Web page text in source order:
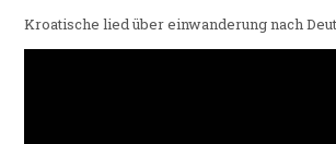
Kroatische lied über einwanderung nach